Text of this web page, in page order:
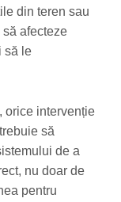
din teren sau
afecteze
să le
orice intervenție
să
de a
nu doar de
pentru